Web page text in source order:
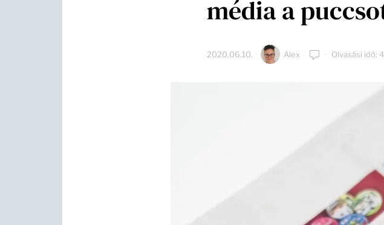
média a
2020.06.10. Alex Olvasási idő: